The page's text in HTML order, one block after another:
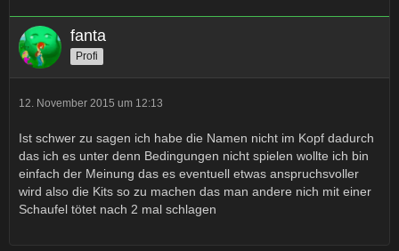
fanta
Profi
12. November 2015 um 12:13
Ist schwer zu sagen ich habe die Namen nicht im Kopf dadurch
das ich es unter denn Bedingungen nicht spielen wollte ich bin
einfach der Meinung das es eventuell etwas anspruchsvoller
wird also die Kits so zu machen das man andere nich mit einer
Schaufel tötet nach 2 mal schlagen